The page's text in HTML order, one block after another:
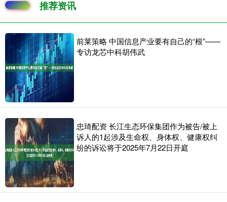
推荐资讯
前莱策略 中国信息产业要有自己的“根”——
专访龙芯中科胡伟武
忠琦配资 长江生态环保集团作为被告/被上
诉人的1起涉及生命权、身体权、健康权纠
纷的诉讼将于2025年7月22日开庭